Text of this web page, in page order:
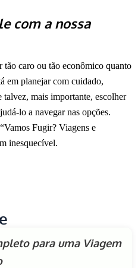
com a nossa
tão caro ou tão econômico quanto
em planejar com cuidado,
talvez, mais importante, escolher
lo a navegar nas opções.
Fugir? Viagens e
inesquecível.
para uma Viagem